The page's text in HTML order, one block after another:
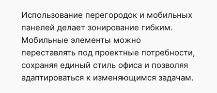
Использование перегородок и мобильных
панелей делает зонирование гибким.
Мобильные элементы можно
переставлять под проектные потребности,
сохраняя единый стиль офиса и позволяя
адаптироваться к изменяющимся задачам.